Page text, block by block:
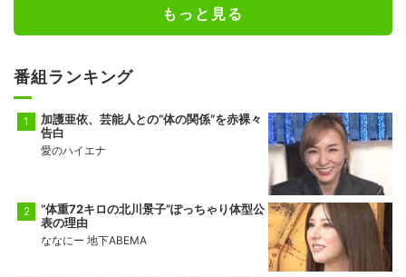
もっと見る
番組ランキング
加護亜依、芸能人との“体の関係”を赤裸々
告白
愛のハイエナ
“体重72キロの北川景子”ぽっちゃり体型公
表の理由
ななにー 地下ABEMA